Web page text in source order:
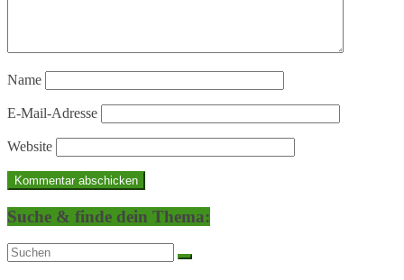
Name
E-Mail-Adresse
Website
Suche & finde dein Thema: